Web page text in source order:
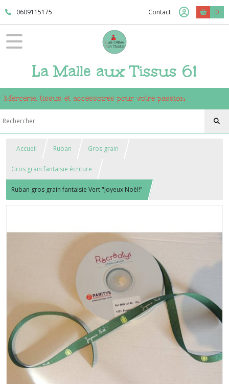
0609115175 Contact 0
La Malle aux Tissus 61
Mercerie, tissus et accessoires pour votre passion
Accueil Ruban Gros grain
Gros grain fantaisie écriture
Ruban gros grain fantaisie Vert "Joyeux Noël!"